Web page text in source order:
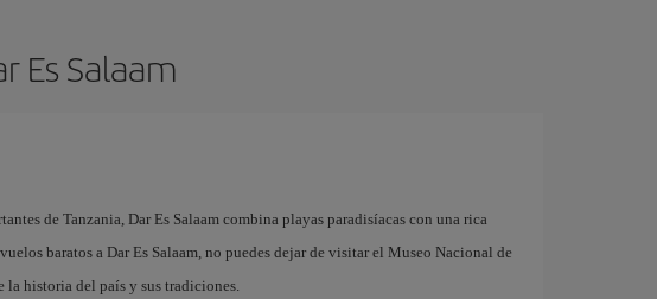
Es Salaam
de Tanzania, Dar Es Salaam combina playas paradisíacas con una rica
baratos a Dar Es Salaam, no puedes dejar de visitar el Museo Nacional de
la historia del país y sus tradiciones.